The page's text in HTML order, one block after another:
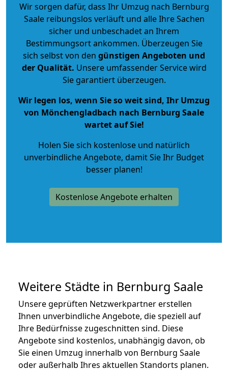
Wir sorgen dafür, dass Ihr Umzug nach Bernburg
Saale reibungslos verläuft und alle Ihre Sachen
sicher und unbeschadet an Ihrem
Bestimmungsort ankommen. Überzeugen Sie
sich selbst von den günstigen Angeboten und
der Qualität. Unsere umfassender Service wird
Sie garantiert überzeugen.
Wir legen los, wenn Sie so weit sind, Ihr Umzug
von Mönchengladbach nach Bernburg Saale
wartet auf Sie!
Holen Sie sich kostenlose und natürlich
unverbindliche Angebote, damit Sie Ihr Budget
besser planen!
Kostenlose Angebote erhalten
Weitere Städte in Bernburg Saale
Unsere geprüften Netzwerkpartner erstellen
Ihnen unverbindliche Angebote, die speziell auf
Ihre Bedürfnisse zugeschnitten sind. Diese
Angebote sind kostenlos, unabhängig davon, ob
Sie einen Umzug innerhalb von Bernburg Saale
oder außerhalb Ihres aktuellen Standorts planen.